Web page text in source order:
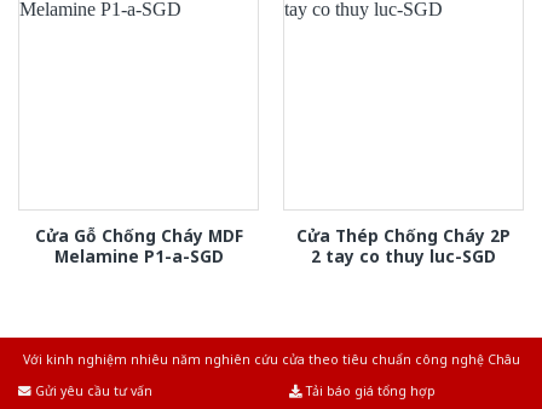
Cửa Gỗ Chống Cháy MDF
Melamine P1-a-SGD
Cửa Thép Chống Cháy 2P
2 tay co thuy luc-SGD
Với kinh nghiệm nhiêu năm nghiên cứu cửa theo tiêu chuẩn công nghệ Châu
Gửi yêu cầu tư vấn
Tải báo giá tổng hợp